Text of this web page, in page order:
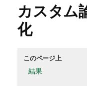
カスタム
化
このページ上
結果